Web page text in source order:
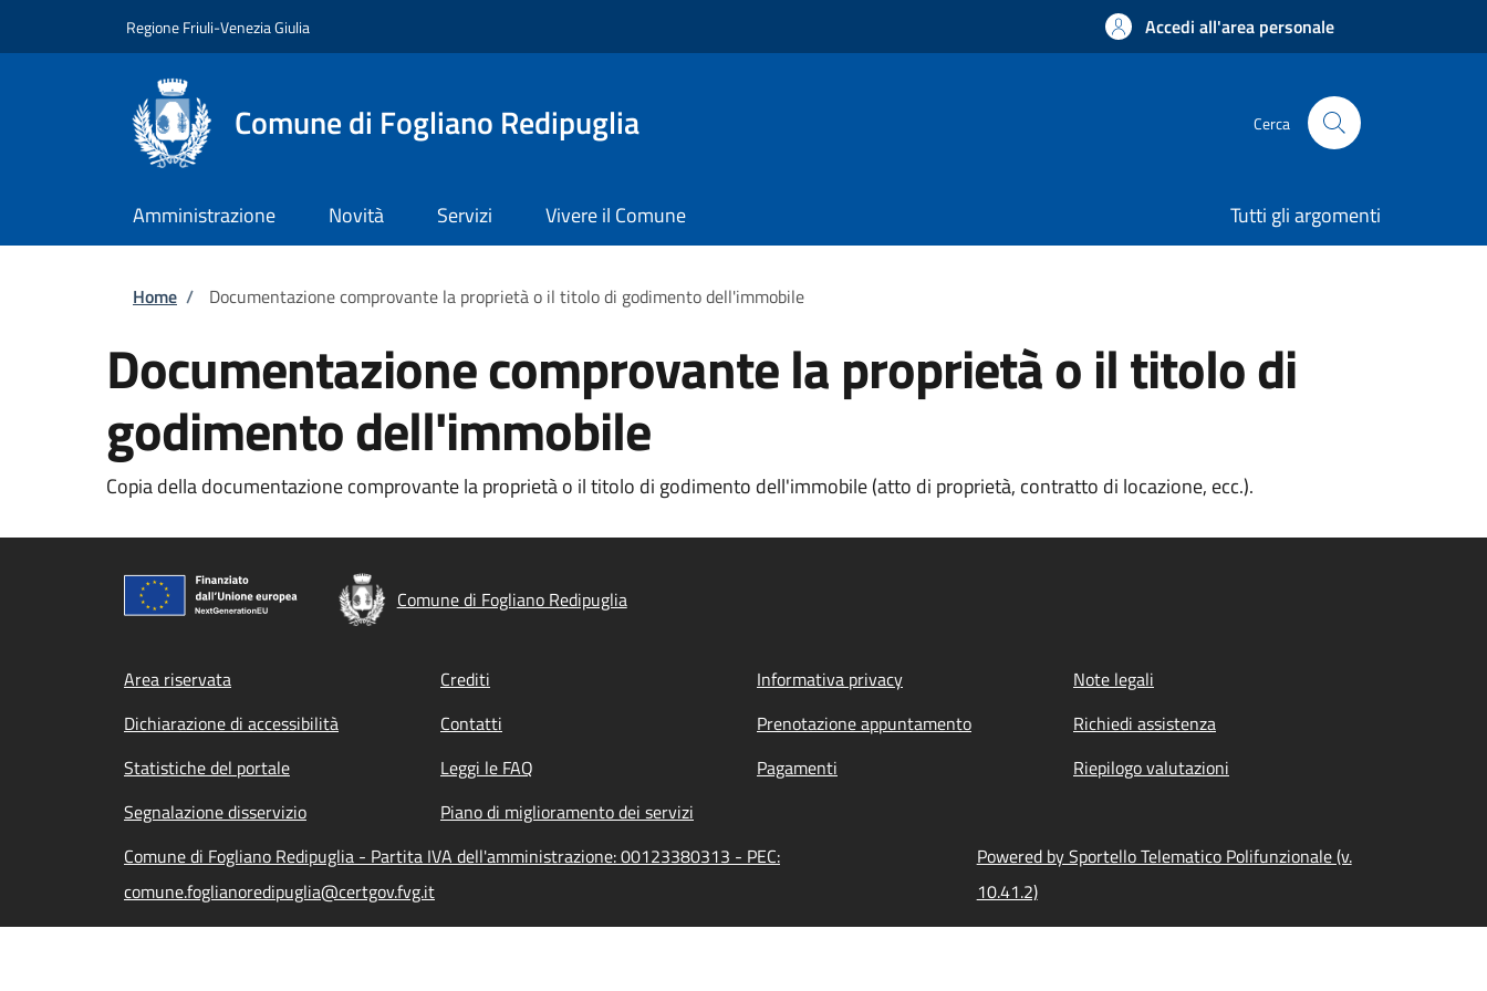
Regione Friuli-Venezia Giulia Accedi all'area personale
Comune di Fogliano Redipuglia Cerca
Amministrazione Novità Servizi Vivere il Comune Tutti gli argomenti
Briciole di pane
Home / Documentazione comprovante la proprietà o il titolo di godimento dell'immobile
Documentazione comprovante la proprietà o il titolo di
godimento dell'immobile
Copia della documentazione comprovante la proprietà o il titolo di godimento dell'immobile (atto di proprietà, contratto di locazione, ecc.).
Comune di Fogliano Redipuglia
Footer menu
Area riservata Crediti Informativa privacy
Note legali
Dichiarazione di accessibilità
Contatti Prenotazione appuntamento
Richiedi assistenza
Statistiche del portale
Leggi le FAQ Pagamenti
Riepilogo valutazioni
Segnalazione disservizio
Piano di miglioramento dei servizi
Comune di Fogliano Redipuglia - Partita IVA dell'amministrazione: 00123380313 - PEC:
comune.foglianoredipuglia@certgov.fvg.it
Powered by Sportello Telematico Polifunzionale (v.
10.41.2)